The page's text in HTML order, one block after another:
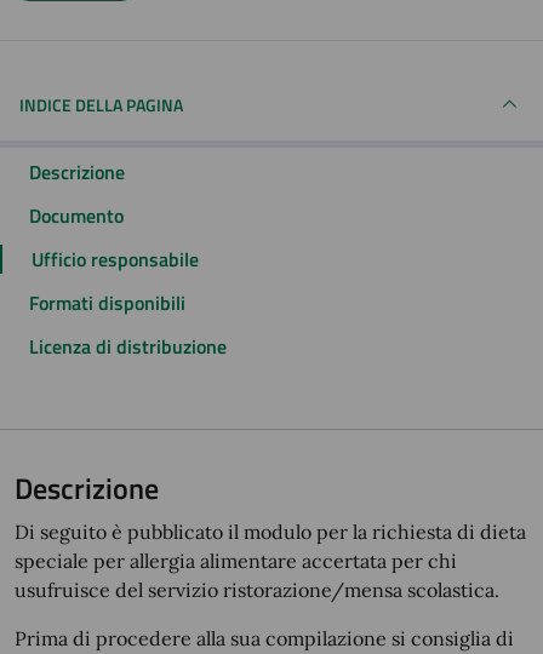
INDICE DELLA PAGINA
Descrizione
Documento
Ufficio responsabile
Formati disponibili
Licenza di distribuzione
Descrizione
Di seguito è pubblicato il modulo per la richiesta di dieta
speciale per allergia alimentare accertata per chi
usufruisce del servizio ristorazione/mensa scolastica.
Prima di procedere alla sua compilazione si consiglia di